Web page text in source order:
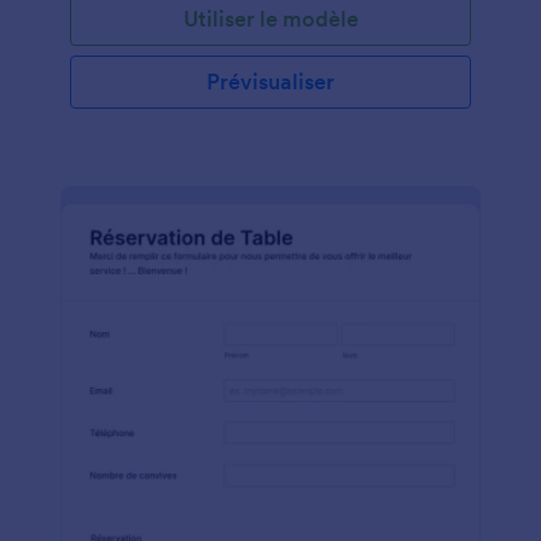
en personnel et gérer l'inventaire. Les restaurants
peuvent également choisir d'utiliser ce modèle
comme plateforme de commande en ligne
traditionnelle. Veuillez adresser vos questions à
Utiliser le modèle
Prévisualiser